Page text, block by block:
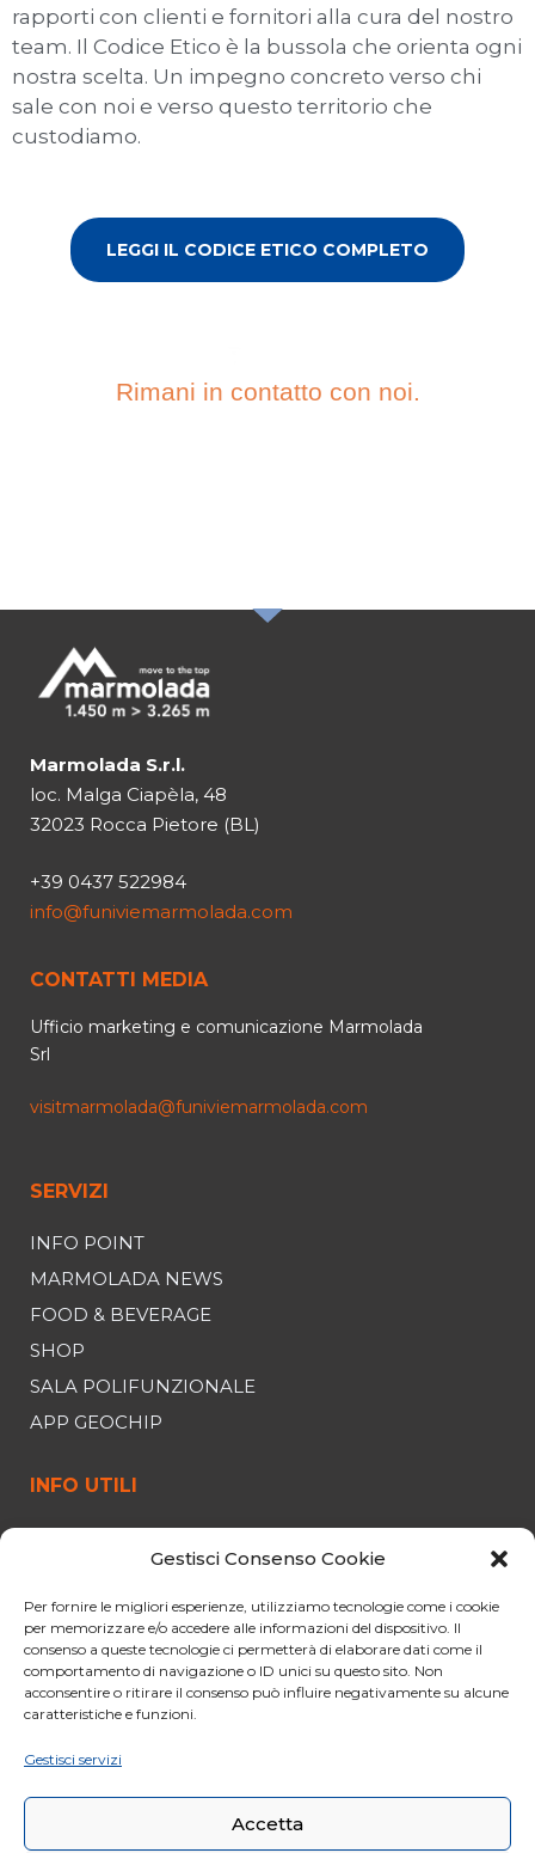
Gestisci Consenso Cookie
Per fornire le migliori esperienze, utilizziamo tecnologie come i cookie
per memorizzare e/o accedere alle informazioni del dispositivo. Il
consenso a queste tecnologie ci permetterà di elaborare dati come il
comportamento di navigazione o ID unici su questo sito. Non
acconsentire o ritirare il consenso può influire negativamente su alcune
caratteristiche e funzioni.
Gestisci servizi
Accetta
rapporti con clienti e fornitori alla cura del nostro
team. Il Codice Etico è la bussola che orienta ogni
nostra scelta. Un impegno concreto verso chi
sale con noi e verso questo territorio che
custodiamo.
LEGGI IL CODICE ETICO COMPLETO
Rimani in contatto con noi.
Marmolada S.r.l.
loc. Malga Ciapèla, 48
32023 Rocca Pietore (BL)
+39 0437 522984
info@funiviemarmolada.com
CONTATTI MEDIA
Ufficio marketing e comunicazione Marmolada
Srl
visitmarmolada@funiviemarmolada.com
SERVIZI
INFO POINT
MARMOLADA NEWS
FOOD & BEVERAGE
SHOP
SALA POLIFUNZIONALE
APP GEOCHIP
INFO UTILI
ORARI E PREZZI
OFFERTE
PARCHEGGIO
CURIOSITÀ
NORME PER IL VIAGGIO
CONDIZIONI GENERALI DI VENDITA